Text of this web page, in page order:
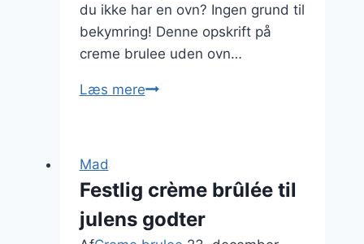
du ikke har en ovn? Ingen grund til
bekymring! Denne opskrift på
creme brulee uden ovn…
Læs mereCreme
festlige
anledninger
Mad
Festlig crème brûlée til
julens godter